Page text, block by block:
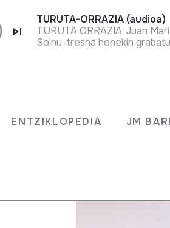
ENTZIKLOPEDIA JM
TURUTA-ORRAZIA (audioa)
TURUTA ORRAZIA. Juan
Soinu-tresna honekin